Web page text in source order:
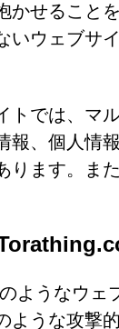
かせること
いウェブサ
トでは、マ
報、個人情
ります。ま
ようなウェ
ような攻撃